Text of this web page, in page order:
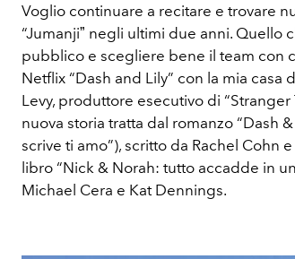
Voglio continuare a recitare e trovare
“Jumanjiˮ negli ultimi due anni. Quello
pubblico e scegliere bene il team con
Netflix “Dash and Lily” con la mia
Levy, produttore esecutivo di
nuova storia tratta dal romanzo “Dash
scrive ti amo”), scritto da Rachel Cohn
libro “Nick & Norah: tutto accadde in
Michael Cera e Kat Dennings.